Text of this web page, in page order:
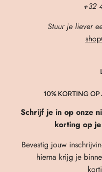
+32
Stuur je liever
10% KORTING OP
Schrijf je in op onze
korting op
Bevestig jouw
hierna krijg je